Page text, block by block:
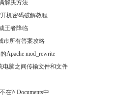
解决方法
机密码破解教程
王者降临
市所有答案攻略
Apache mod_rewrite
电脑之间传输文件和文件
在?/ Documents中